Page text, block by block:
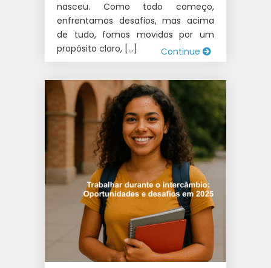
nasceu. Como todo começo,
enfrentamos desafios, mas acima
de tudo, fomos movidos por um
propósito claro, […]
Continue